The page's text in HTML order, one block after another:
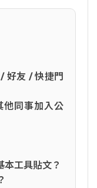
好友 / 快捷門
他同事加入公
工具貼文？